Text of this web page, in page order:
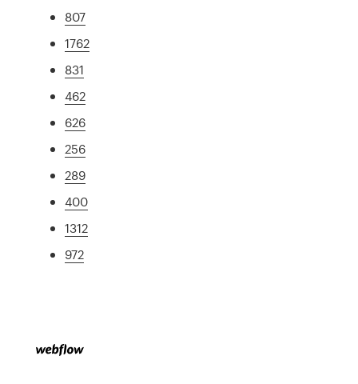
807
1762
831
462
626
256
289
400
1312
972